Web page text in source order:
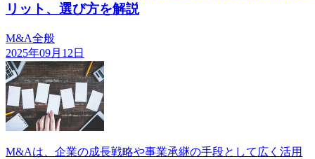
リット、選び方を解説
M&A全般
2025年09月12日
M&Aは、企業の成長戦略や事業承継の手段として広く活用